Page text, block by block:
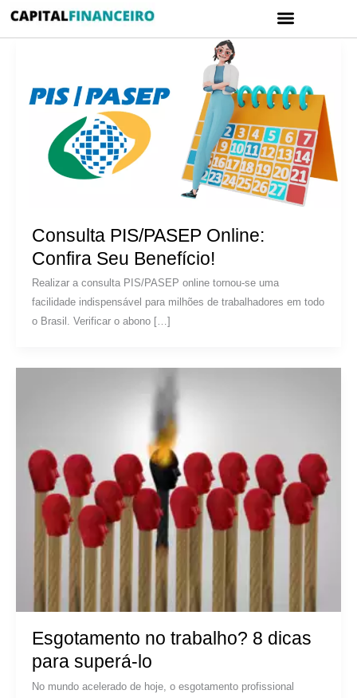
Menu
Consulta PIS/PASEP Online:
Confira Seu Benefício!
Realizar a consulta PIS/PASEP online tornou-se uma
facilidade indispensável para milhões de trabalhadores em todo
o Brasil. Verificar o abono […]
Esgotamento no trabalho? 8 dicas
para superá-lo
No mundo acelerado de hoje, o esgotamento profissional